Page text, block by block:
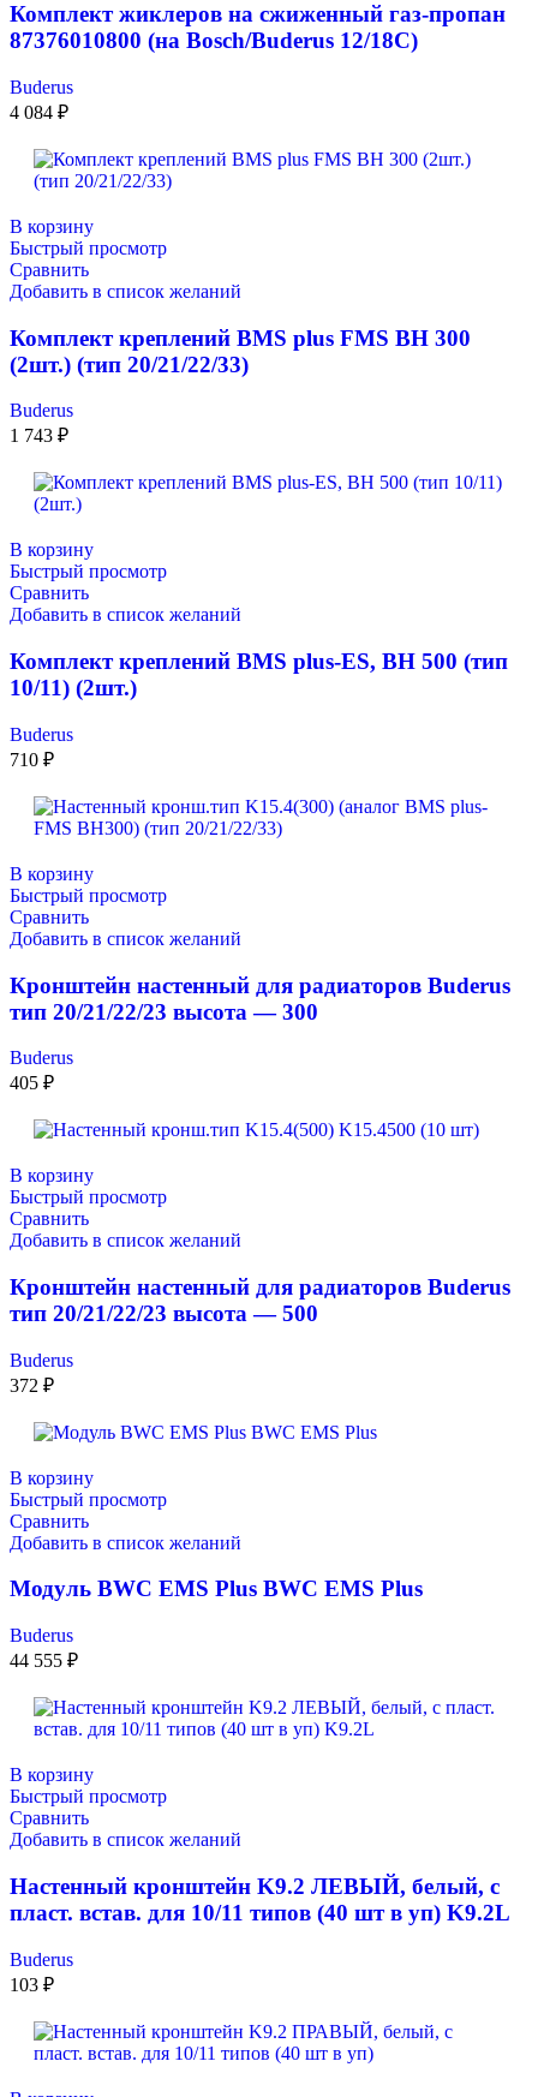
Комплект жиклеров на сжиженный газ-пропан
87376010800 (на Bosch/Buderus 12/18С)
Buderus
4 084 ₽
В корзину
Быстрый просмотр
Сравнить
Добавить в список желаний
Комплект креплений BMS plus FMS BH 300
(2шт.) (тип 20/21/22/33)
Buderus
1 743 ₽
В корзину
Быстрый просмотр
Сравнить
Добавить в список желаний
Комплект креплений BMS plus-ES, BH 500 (тип
10/11) (2шт.)
Buderus
710 ₽
В корзину
Быстрый просмотр
Сравнить
Добавить в список желаний
Кронштейн настенный для радиаторов Buderus
тип 20/21/22/23 высота — 300
Buderus
405 ₽
В корзину
Быстрый просмотр
Сравнить
Добавить в список желаний
Кронштейн настенный для радиаторов Buderus
тип 20/21/22/23 высота — 500
Buderus
372 ₽
В корзину
Быстрый просмотр
Сравнить
Добавить в список желаний
Модуль BWC EMS Plus BWC EMS Plus
Buderus
44 555 ₽
В корзину
Быстрый просмотр
Сравнить
Добавить в список желаний
Настенный кронштейн K9.2 ЛЕВЫЙ, белый, с
пласт. встав. для 10/11 типов (40 шт в уп) K9.2L
Buderus
103 ₽